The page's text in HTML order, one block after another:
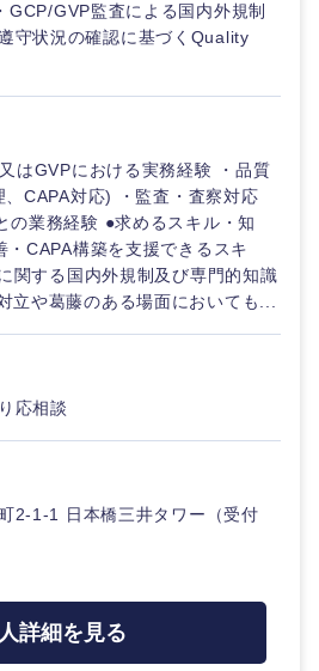
徳島県
愛媛県
GCP/GVP監査による国内外規制
守状況の確認に基づくQuality
はGVPにおける実務経験 ・品質
CAPA対応) ・監査・査察対応
の業務経験 ●求めるスキル・知
CAPA構築を支援できるスキ
関する国内外規制及び専門的知識
立や葛藤のある場面においても...
応相談
2-1-1 日本橋三井タワー（受付
詳細を見る